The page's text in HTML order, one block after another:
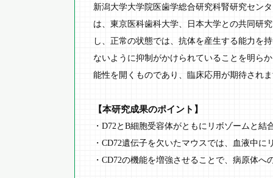
新潟大学大学院医歯学総合研究科腎研究セン
は、東京医科歯科大学、日本大学との共同研
し、正常の状態では、抗体を産生する能力を
ないように抑制がかけられていることを明ら
能性を開くものであり、臨床応用が期待され
【本研究成果のポイント】
・D72とB細胞受容体がともにリボゾームと
・CD72遺伝子を欠いたマウスでは、血液中
・CD72の機能を増強させることで、病原体